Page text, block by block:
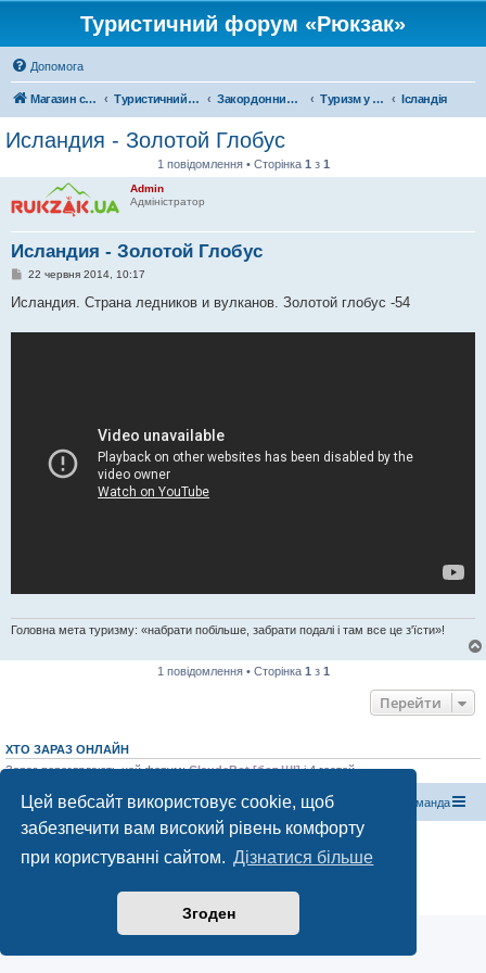
Цей вебсайт використовує cookie, щоб
забезпечити вам високий рівень комфорту
при користуванні сайтом. Дізнатися більше
Згоден
Туристичний форум «Рюкзак»
Допомога
Магазин спорядження Туристичний форум «Рюкзак» Закордонний туризм Туризм у Європі Ісландія
Исландия - Золотой Глобус
1 повідомлення • Сторінка 1 з 1
Admin
Адміністратор
Исландия - Золотой Глобус
П
в
22 червня 2014, 10:17
Исландия. Страна ледников и вулканов. Золотой глобус -54
Головна мета туризму: «набрати побільше, забрати подалі і там все це з'їсти»!
1 повідомлення • Сторінка 1 з 1
Перейти
ХТО ЗАРАЗ ОНЛАЙН
Зараз переглядають цей форум:ClaudeBot [бот ШІ]і 4 гостей
Магазин спорядження Туристичний форум «Рюкзак» Команда
Працює на phpBB® Forum Software © phpBB Limited
Конфіденційність| Умови